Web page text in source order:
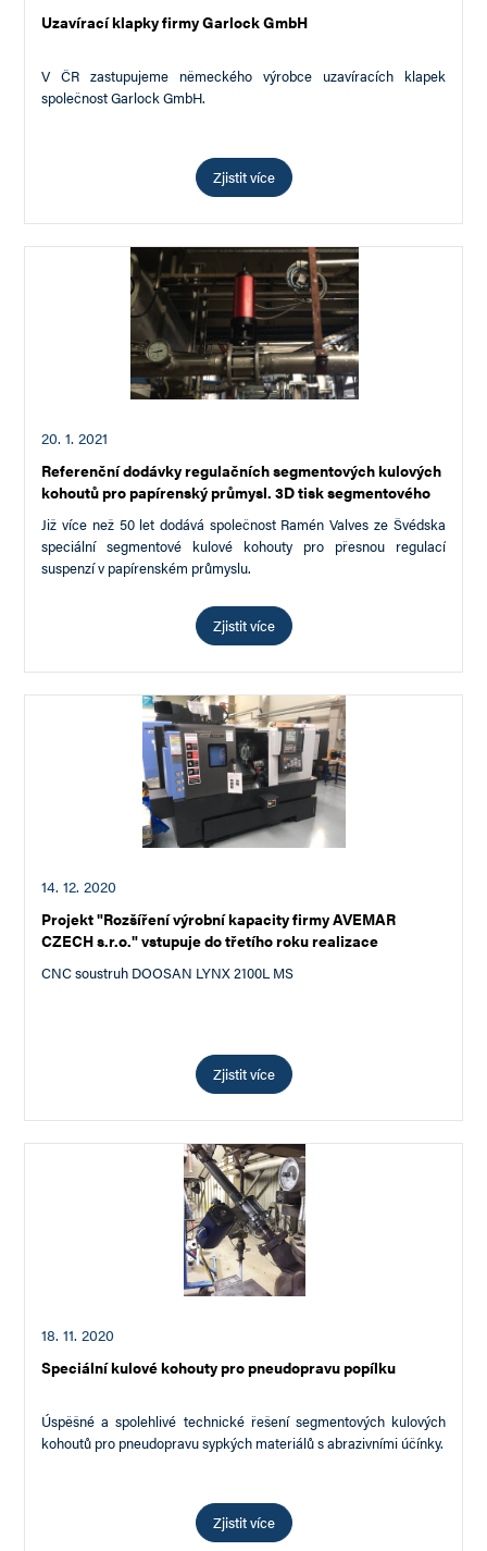
Uzavírací klapky firmy Garlock GmbH
V ČR zastupujeme německého výrobce uzavíracích klapek
společnost Garlock GmbH.
Zjistit více
20. 1. 2021
Referenční dodávky regulačních segmentových kulových
kohoutů pro papírenský průmysl. 3D tisk segmentového
kulového kohoutu.
Již více než 50 let dodává společnost Ramén Valves ze Švédska
speciální segmentové kulové kohouty pro přesnou regulací
suspenzí v papírenském průmyslu.
Zjistit více
14. 12. 2020
Projekt "Rozšíření výrobní kapacity firmy AVEMAR
CZECH s.r.o." vstupuje do třetího roku realizace
CNC soustruh DOOSAN LYNX 2100L MS
Zjistit více
18. 11. 2020
Speciální kulové kohouty pro pneudopravu popílku
Úspěšné a spolehlivé technické řešení segmentových kulových
kohoutů pro pneudopravu sypkých materiálů s abrazivními účínky.
Zjistit více